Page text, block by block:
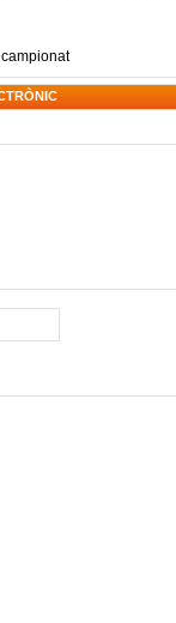
campionat